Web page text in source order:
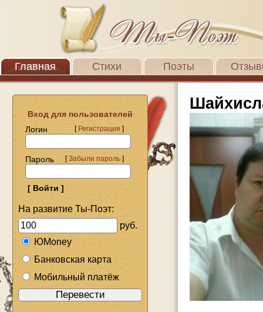
Главная Стихи Поэты
Вход для пользователей
Логин
[Регистрация]
Пароль [Забыли пароль]
На развитие Ты-Поэт:
руб.
ЮMoney
Банковская карта
Мобильный платёж